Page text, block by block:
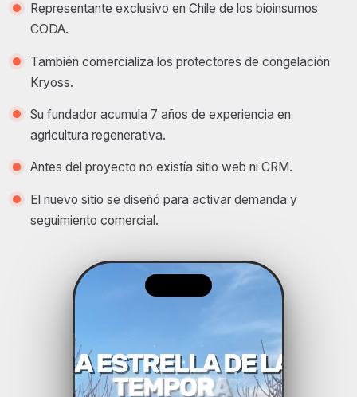
Representante exclusivo en Chile de los bioinsumos
CODA.
También comercializa los protectores de congelación
Kryoss.
Su fundador acumula 7 años de experiencia en
agricultura regenerativa.
Antes del proyecto no existía sitio web ni CRM.
El nuevo sitio se diseñó para activar demanda y
seguimiento comercial.